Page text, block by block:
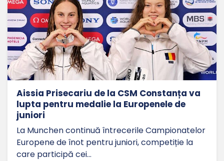
Aissia Prisecariu de la CSM Constanța va
lupta pentru medalie la Europenele de
juniori
La Munchen continuă întrecerile Campionatelor
Europene de înot pentru juniori, competiție la
care participă cei…